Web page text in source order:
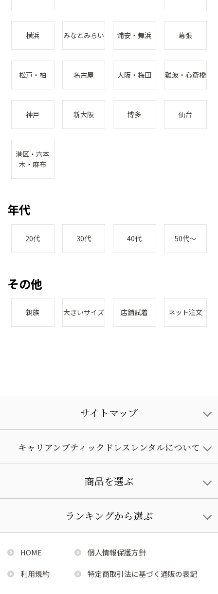
横浜 みなとみらい 浦安・舞浜 幕張
松戸・柏 名古屋 大阪・梅田 難波・心斎橋
神戸 新大阪 博多 仙台
港区・六本
木・麻布
年代
20代 30代 40代 50代～
その他
親族 大きいサイズ 店舗試着 ネット注文
サイトマップ
キャリアンブティックドレスレンタルについて
商品を選ぶ
ランキングから選ぶ
HOME 個人情報保護方針
利用規約 特定商取引法に基づく通販の表記